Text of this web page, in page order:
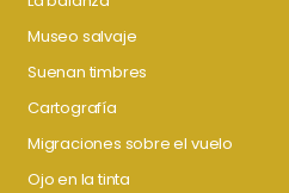
Museo salvaje
Suenan timbres
Cartografía
Migraciones sobre el vuelo
Ojo en la tinta